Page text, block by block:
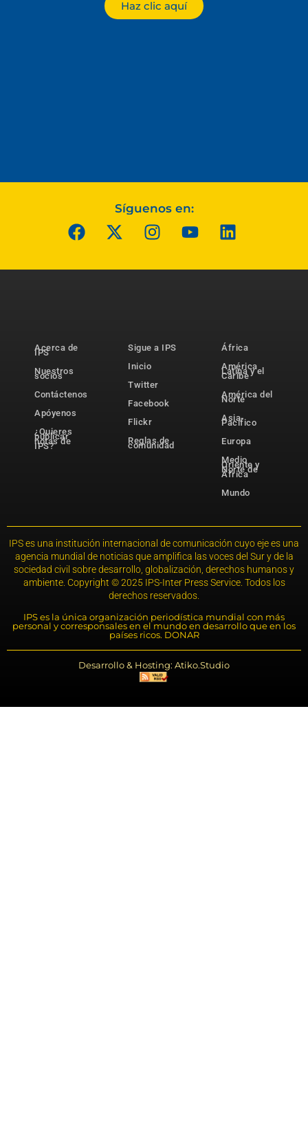
Haz clic aquí
Síguenos en:
Acerca de
IPS
Nuestros
socios
Contáctenos
Apóyenos
¿Quieres
publicar
notas de
IPS?
Sigue a IPS
Inicio
Twitter
Facebook
Flickr
Reglas de
comunidad
África
América
Latina y el
Caribe
América del
Norte
Asia-
Pacífico
Europa
Medio
Oriente y
Norte de
África
Mundo
IPS es una institución internacional de comunicación cuyo eje es una
agencia mundial de noticias que amplifica las voces del Sur y de la
sociedad civil sobre desarrollo, globalización, derechos humanos y
ambiente. Copyright © 2025 IPS-Inter Press Service. Todos los
derechos reservados.
IPS es la única organización periodística mundial con más
personal y corresponsales en el mundo en desarrollo que en los
países ricos. DONAR
Desarrollo & Hosting: Atiko.Studio